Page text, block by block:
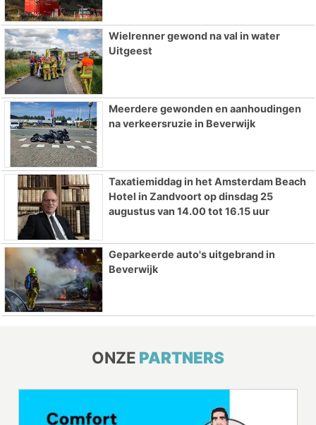
Wielrenner gewond na val in water
Uitgeest
Meerdere gewonden en aanhoudingen
na verkeersruzie in Beverwijk
Taxatiemiddag in het Amsterdam Beach
Hotel in Zandvoort op dinsdag 25
augustus van 14.00 tot 16.15 uur
Geparkeerde auto's uitgebrand in
Beverwijk
ONZE PARTNERS